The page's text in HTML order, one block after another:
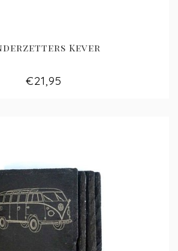
Kever
€21,95